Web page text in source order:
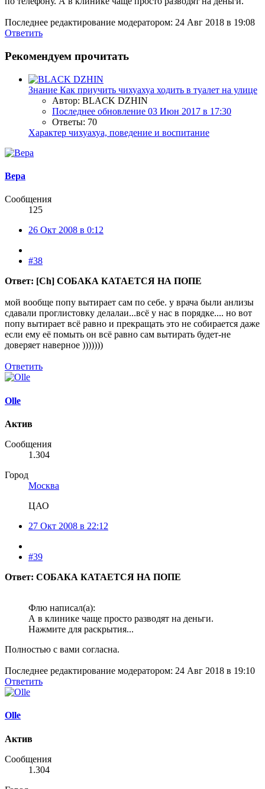
Последнее редактирование модератором: 24 Авг 2018 в 19:08
Ответить
Рекомендуем прочитать
Знание Как приучить чихуахуа ходить в туалет на улице
Автор: BLACK DZHIN
Последнее обновление 03 Июн 2017 в 17:30
Ответы: 70
Характер чихуахуа, поведение и воспитание
Bepa
Сообщения
125
26 Окт 2008 в 0:12
#38
Ответ: [Ch] СОБАКА КАТАЕТСЯ НА ПОПЕ
мой вообще попу вытирает сам по себе. у врача были анлизы
сдавали проглистовку делалаи...всё у нас в порядке.... но вот
попу вытирает всё равно и прекращать это не собирается даже
если ему её помыть он всё равно сам вытирать будет-не
доверяет наверное )))))))
Ответить
Olle
Актив
Сообщения
1.304
Город
Москва
ЦАО
27 Окт 2008 в 22:12
#39
Ответ: СОБАКА КАТАЕТСЯ НА ПОПЕ
Флю написал(а):
А в клинике чаще просто разводят на деньги.
Нажмите для раскрытия...
Полностью с вами согласна.
Последнее редактирование модератором: 24 Авг 2018 в 19:10
Ответить
Olle
Актив
Сообщения
1.304